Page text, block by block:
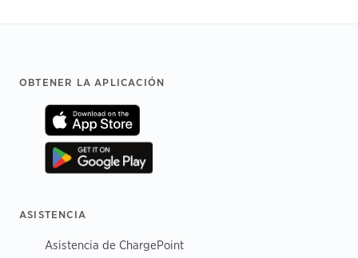
Footer
OBTENER LA APLICACIÓN
ASISTENCIA
Asistencia de ChargePoint